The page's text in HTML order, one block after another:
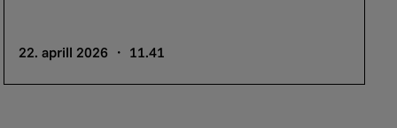
22. aprill 2026 ・ 11.41